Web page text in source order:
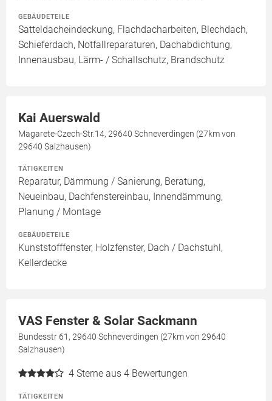
GEBÄUDETEILE
Satteldacheindeckung, Flachdacharbeiten, Blechdach,
Schieferdach, Notfallreparaturen, Dachabdichtung,
Innenausbau, Lärm- / Schallschutz, Brandschutz
Kai Auerswald
Magarete-Czech-Str.14, 29640 Schneverdingen (27km von
29640 Salzhausen)
TÄTIGKEITEN
Reparatur, Dämmung / Sanierung, Beratung,
Neueinbau, Dachfenstereinbau, Innendämmung,
Planung / Montage
GEBÄUDETEILE
Kunststofffenster, Holzfenster, Dach / Dachstuhl,
Kellerdecke
VAS Fenster & Solar Sackmann
Bundesstr 61, 29640 Schneverdingen (27km von 29640
Salzhausen)
4 Sterne aus 4 Bewertungen
TÄTIGKEITEN